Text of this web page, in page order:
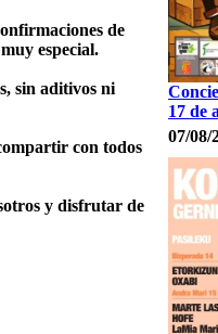
de
especial.
sin aditivos ni
con todos
y disfrutar de
17 de
07/08/